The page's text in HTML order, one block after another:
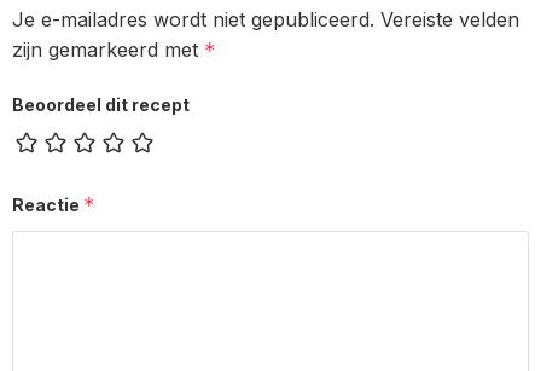
Je e-mailadres wordt niet gepubliceerd. Vereiste velden
zijn gemarkeerd met *
Beoordeel dit recept
Reactie *